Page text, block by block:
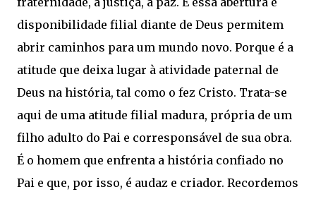
disponibilidade filial diante de Deus permitem
abrir caminhos para um mundo novo. Porque é a
atitude que deixa lugar à atividade paternal de
Deus na história, tal como o fez Cristo. Trata-se
aqui de uma atitude filial madura, própria de um
filho adulto do Pai e corresponsável de sua obra.
É o homem que enfrenta a história confiado no
Pai e que, por isso, é audaz e criador. Recordemos